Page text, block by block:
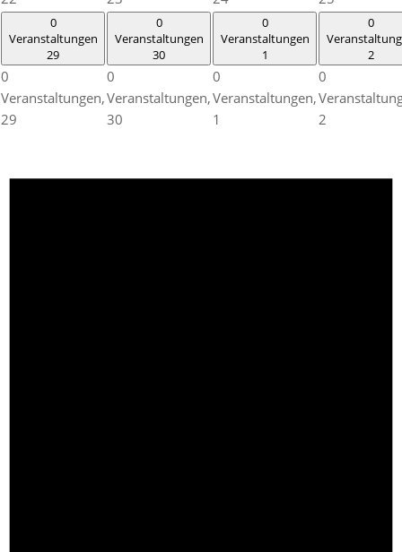
0
Veranstaltungen
29
0
Veranstaltungen,
29
0
Veranstaltungen
30
0
Veranstaltungen,
30
0
Veranstaltungen
1
0
Veranstaltungen,
1
0
2
0
2